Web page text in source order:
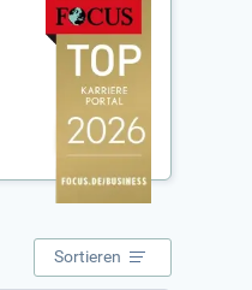
Sortieren